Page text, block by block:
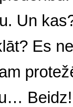
Un
Es
Beidz!